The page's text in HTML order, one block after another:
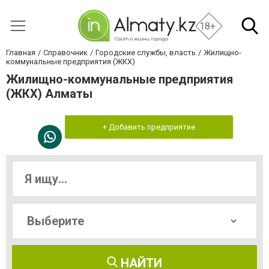
18+
Главная Справочник Городские службы, власть
Жилищно-
коммунальные предприятия (ЖКХ)
Жилищно-коммунальные предприятия
(ЖКХ) Алматы
+ Добавить предприятие
НАЙТИ